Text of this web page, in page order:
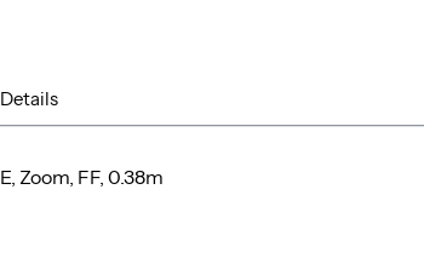
Details
E, Zoom, FF, 0.38m